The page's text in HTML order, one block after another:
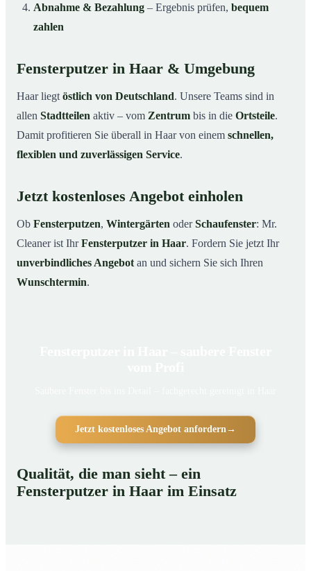
Abnahme & Bezahlung – Ergebnis prüfen, bequem
zahlen
Fensterputzer in Haar & Umgebung
Haar liegt östlich von Deutschland. Unsere Teams sind in
allen Stadtteilen aktiv – vom Zentrum bis in die Ortsteile.
Damit profitieren Sie überall in Haar von einem schnellen,
flexiblen und zuverlässigen Service.
Jetzt kostenloses Angebot einholen
Ob Fensterputzen, Wintergärten oderSchaufenster: Mr.
Cleaner ist IhrFensterputzer in Haar. Fordern Sie jetzt Ihr
unverbindliches Angebot an und sichern Sie sich Ihren
Wunschtermin.
Jetzt kostenloses Angebot anfordern →
Qualität, die man sieht – ein
Fensterputzer in Haar im Einsatz